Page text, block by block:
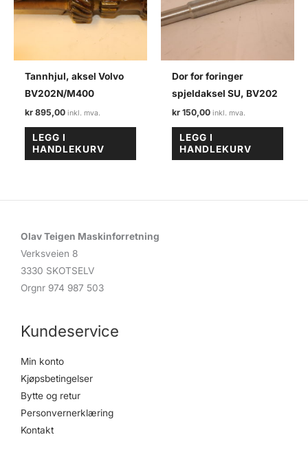
Tannhjul, aksel Volvo
BV202N/M400
kr 895,00
LEGG I
HANDLEKURV
Dor for foringer
spjeldaksel SU, BV202
kr 150,00
LEGG I
HANDLEKURV
Olav Teigen Maskinforretning
Verksveien 8
3330 SKOTSELV
Orgnr 974 987 503
Kundeservice
Min konto
Kjøpsbetingelser
Bytte og retur
Personvernerklæring
Kontakt